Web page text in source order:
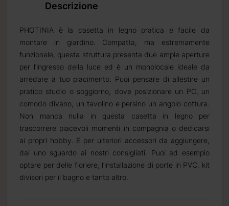
Descrizione
PHOTINIA è la casetta in legno pratica e facile da
montare in giardino. Compatta, ma estremamente
funzionale, questa struttura presenta due ampie aperture
per l’ingresso della luce ed è un monolocale ideale da
arredare a tuo piacimento. Puoi pensare di allestire un
pratico studio o soggiorno, dove posizionare un PC, un
comodo divano, un tavolino e persino un angolo cottura.
Non manca nulla in questa casetta in legno per
trascorrere piacevoli momenti in compagnia o dedicarsi
ai propri hobby. E per ulteriori accessori da aggiungere,
dai uno sguardo ai nostri consigliati. Puoi ad esempio
optare per delle fioriere, l’installazione di porte in PVC, kit
divisori per il bagno e tanto altro.